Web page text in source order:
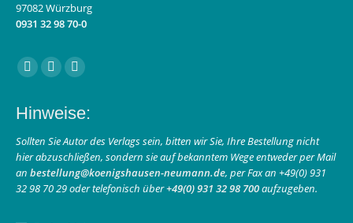
97082 Würzburg
0931 32 98 70-0
Finden Sie uns auf:
Facebook
opens
in
new
window
Instagram
opens
in
new
window
E-
page
opens
in
new
window
Hinweise:
Sollten Sie Autor des Verlags sein, bitten wir Sie, Ihre Bestellung nicht
hier abzuschließen, sondern sie auf bekanntem Wege entweder per Mail
an bestellung@koenigshausen-neumann.de, per Fax an +49(0) 931
32 98 70 29 oder telefonisch über+49(0) 931 32 98 700aufzugeben.